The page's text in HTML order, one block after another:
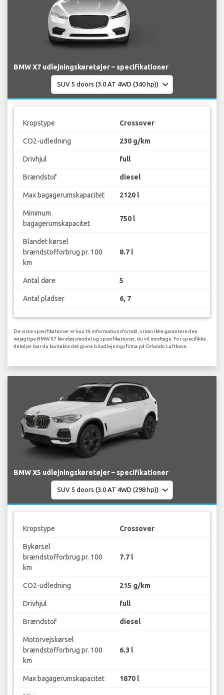
BMW X7 udlejningskøretøjer – specifikationer
Kropstype Crossover
CO2-udledning 230 g/km
Drivhjul full
Brændstof diesel
Max bagagerumskapacitet 2120 l
Minimum
bagagerumskapacitet
750 l
Blandet kørsel
brændstofforbrug pr. 100
km
8.7 l
Antal døre 5
Antal pladser 6, 7
De viste specifikationer er kun til informationsformål, vi kan ikke garantere den
nøjagtige BMW X7 køretøjsmodel og specifikationer, du vil modtage. For specifikke
detaljer bør du kontakte det givne biludlejningsfirma på Orlando Lufthavn.
BMW X5 udlejningskøretøjer – specifikationer
Kropstype Crossover
Bykørsel
brændstofforbrug pr. 100
km
7.7 l
CO2-udledning 215 g/km
Drivhjul full
Brændstof diesel
Motorvejskørsel
brændstofforbrug pr. 100
km
6.3 l
Max bagagerumskapacitet 1870 l